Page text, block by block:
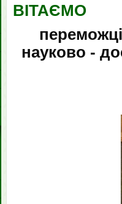
ВІТАЄМО
науково -